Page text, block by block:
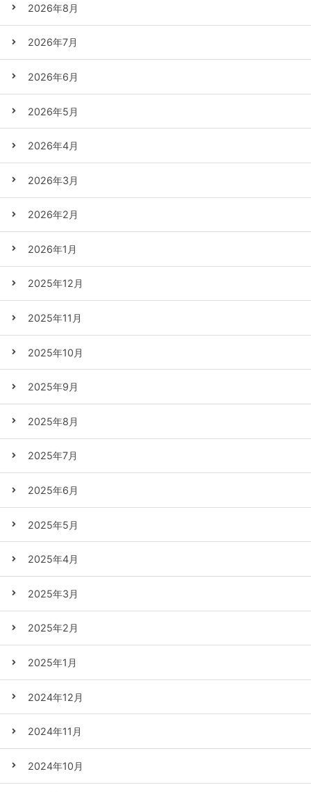
2026年8月
2026年7月
2026年6月
2026年5月
2026年4月
2026年3月
2026年2月
2026年1月
2025年12月
2025年11月
2025年10月
2025年9月
2025年8月
2025年7月
2025年6月
2025年5月
2025年4月
2025年3月
2025年2月
2025年1月
2024年12月
2024年11月
2024年10月